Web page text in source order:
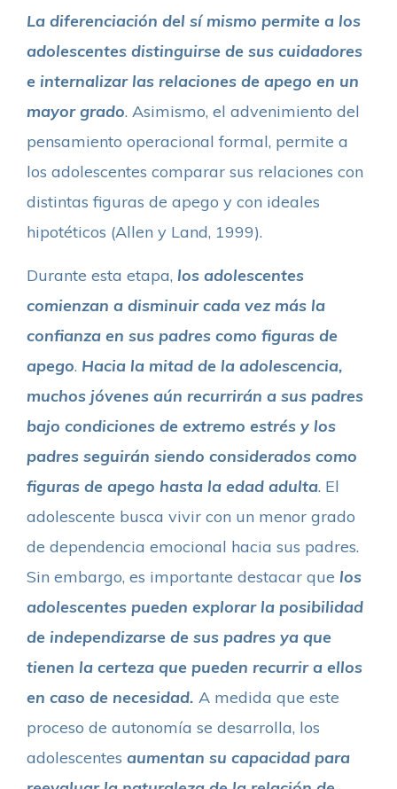
La diferenciación del sí mismo permite a los
adolescentes distinguirse de sus cuidadores
e internalizar las relaciones de apego en un
mayor grado. Asimismo, el advenimiento del
pensamiento operacional formal, permite a
los adolescentes comparar sus relaciones con
distintas figuras de apego y con ideales
hipotéticos (Allen y Land, 1999).
Durante esta etapa, los adolescentes
comienzan a disminuir cada vez más la
confianza en sus padres como figuras de
apego. Hacia la mitad de la adolescencia,
muchos jóvenes aún recurrirán a sus padres
bajo condiciones de extremo estrés y los
padres seguirán siendo considerados como
figuras de apego hasta la edad adulta. El
adolescente busca vivir con un menor grado
de dependencia emocional hacia sus padres.
Sin embargo, es importante destacar que los
adolescentes pueden explorar la posibilidad
de independizarse de sus padres ya que
tienen la certeza que pueden recurrir a ellos
en caso de necesidad. A medida que este
proceso de autonomía se desarrolla, los
adolescentes aumentan su capacidad para